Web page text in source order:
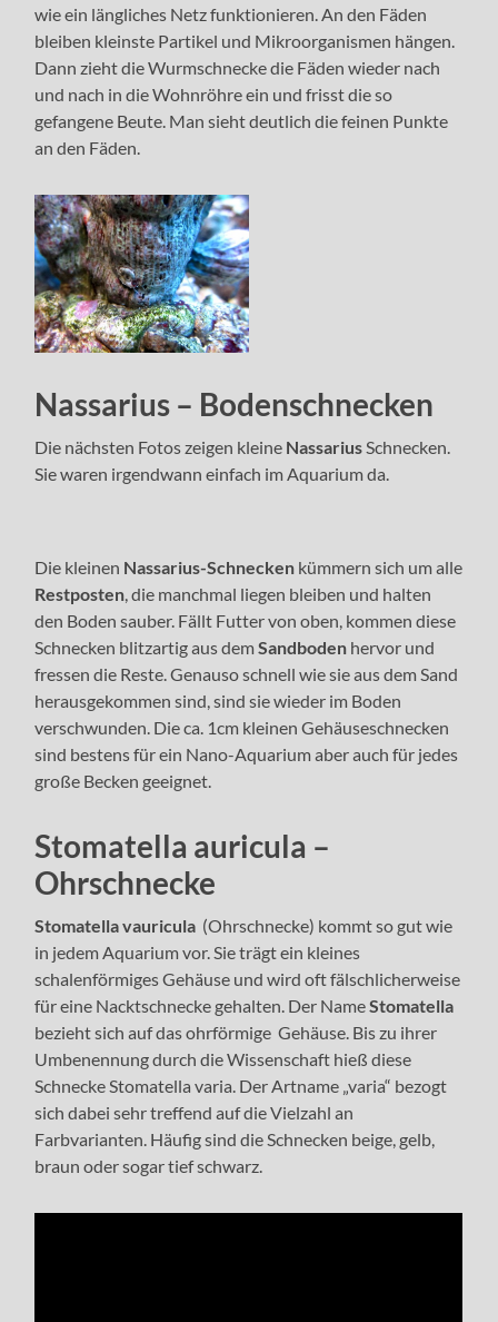
wie ein längliches Netz funktionieren. An den Fäden
bleiben kleinste Partikel und Mikroorganismen hängen.
Dann zieht die Wurmschnecke die Fäden wieder nach
und nach in die Wohnröhre ein und frisst die so
gefangene Beute. Man sieht deutlich die feinen Punkte
an den Fäden.
Nassarius – Bodenschnecken
Die nächsten Fotos zeigen kleine Nassarius Schnecken.
Sie waren irgendwann einfach im Aquarium da.
Die kleinen Nassarius-Schnecken kümmern sich um alle
Restposten , die manchmal liegen bleiben und halten
den Boden sauber. Fällt Futter von oben, kommen diese
Schnecken blitzartig aus demSandboden hervor und
fressen die Reste. Genauso schnell wie sie aus dem Sand
herausgekommen sind, sind sie wieder im Boden
verschwunden. Die ca. 1cm kleinen Gehäuseschnecken
sind bestens für ein Nano-Aquarium aber auch für jedes
große Becken geeignet.
Stomatella auricula –
Ohrschnecke
Stomatella vauricula (Ohrschnecke) kommt so gut wie
in jedem Aquarium vor. Sie trägt ein kleines
schalenförmiges Gehäuse und wird oft fälschlicherweise
für eine Nacktschnecke gehalten. Der NameStomatella
bezieht sich auf das ohrförmige Gehäuse. Bis zu ihrer
Umbenennung durch die Wissenschaft hieß diese
Schnecke Stomatella varia. Der Artname „varia“ bezogt
sich dabei sehr treffend auf die Vielzahl an
Farbvarianten. Häufig sind die Schnecken beige, gelb,
braun oder sogar tief schwarz.